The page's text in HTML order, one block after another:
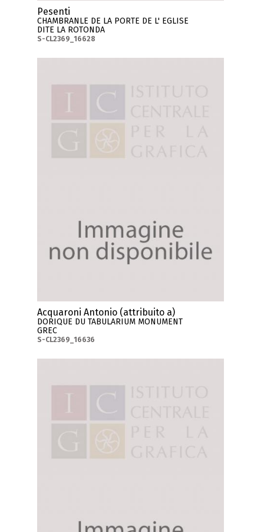
Pesenti
CHAMBRANLE DE LA PORTE DE L' EGLISE
DITE LA ROTONDA
S-CL2369_16628
Acquaroni Antonio (attribuito a)
DORIQUE DU TABULARIUM MONUMENT
GREC
S-CL2369_16636